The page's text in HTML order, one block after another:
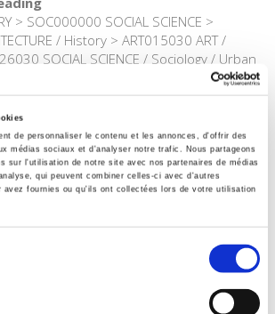
de personnaliser le contenu et les annonces, d'offrir des
médias sociaux et d'analyser notre trafic. Nous partageons
sur l'utilisation de notre site avec nos partenaires de médias
qui peuvent combiner celles-ci avec d'autres
avez fournies ou qu'ils ont collectées lors de votre utilisation
> SOC000000 SOCIAL SCIENCE >
/ History > ART015030 ART /
SOCIAL SCIENCE / Sociology / Urban
(UK)
académique
publication du titre